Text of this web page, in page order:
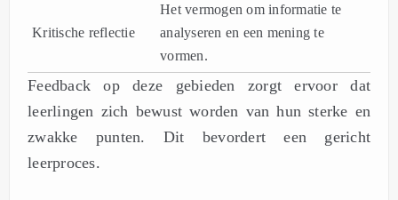
Kritische reflectie
Het vermogen om informatie te
analyseren en een mening te
vormen.
Feedback op deze gebieden zorgt ervoor dat
leerlingen zich bewust worden van hun sterke en
zwakke punten. Dit bevordert een gericht
leerproces.